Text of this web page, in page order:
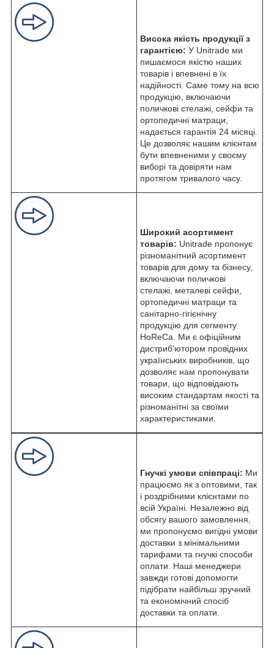
Висока якість продукції з
гарантією: У Unitrade ми
пишаємося якістю наших
товарів і впевнені в їх
надійності. Саме тому на всю
продукцію, включаючи
поличкові стелажі, сейфи та
ортопедичні матраци,
надається гарантія 24 місяці.
Це дозволяє нашим клієнтам
бути впевненими у своєму
виборі та довіряти нам
протягом тривалого часу.
Широкий асортимент
товарів: Unitrade пропонує
різноманітний асортимент
товарів для дому та бізнесу,
включаючи поличкові
стелажі, металеві сейфи,
ортопедичні матраци та
санітарно-гігієнічну
продукцію для сегменту
HoReCa. Ми є офіційним
дистриб'ютором провідних
українських виробників, що
дозволяє нам пропонувати
товари, що відповідають
високим стандартам якості та
різноманітні за своїми
характеристиками.
Гнучкі умови співпраці: Ми
працюємо як з оптовими, так
і роздрібними клієнтами по
всій Україні. Незалежно від
обсягу вашого замовлення,
ми пропонуємо вигідні умови
доставки з мінімальними
тарифами та гнучкі способи
оплати. Наші менеджери
завжди готові допомогти
підібрати найбільш зручний
та економічний спосіб
доставки та оплати.